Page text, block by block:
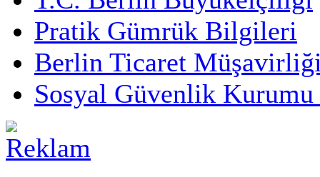
Pratik Gümrük Bilgileri
Berlin Ticaret
Sosyal Güvenlik Kurumu